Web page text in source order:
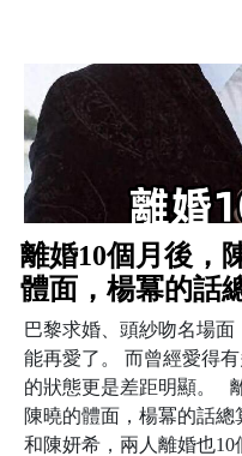
離婚10個月後，
體面，楊冪的話
巴黎求婚、頭紗吻名場
能再愛了。 而曾經愛得
的狀態更是差距明顯。
陳曉的體面，楊冪的話
和陳妍希，兩人離婚也10